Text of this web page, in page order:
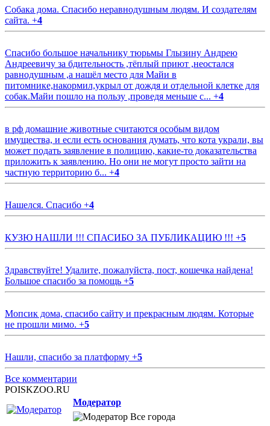
Собака дома. Спасибо неравнодушным людям. И создателям
сайта. +4
Спасибо большое начальнику тюрьмы Глызину Андрею
Андреевичу за бдительность ,тёплый приют ,неостался
равнодушным ,а нашёл место для Майи в
питомнике,накормил,укрыл от дождя и отдельной клетке для
собак.Майи пошло на пользу ,проведя меньше с... +4
в рф домашние животные считаются особым видом
имущества, и если есть основания думать, что кота украли, вы
может подать заявление в полицию, какие-то доказательства
приложить к заявлению. Но они не могут просто зайти на
частную территорию б... +4
Нашелся. Спасибо +4
КУЗЮ НАШЛИ !!! СПАСИБО ЗА ПУБЛИКАЦИЮ !!! +5
Здравствуйте! Удалите, пожалуйста, пост, кошечка найдена!
Большое спасибо за помощь +5
Мопсик дома, спасибо сайту и прекрасным людям. Которые
не прошли мимо. +5
Нашли, спасибо за платформу +5
Все комментарии
POISKZOO.RU
Модератор
Все города